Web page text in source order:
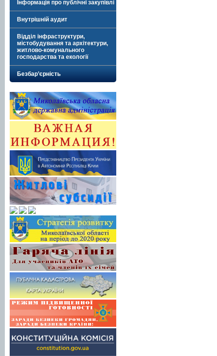
Інформація про публічні закупівлі
Внутрішній аудит
Відділ інфраструктури,
містобудування та архітектури,
житлово-комунального
господарства та екології
Безбар’єрність